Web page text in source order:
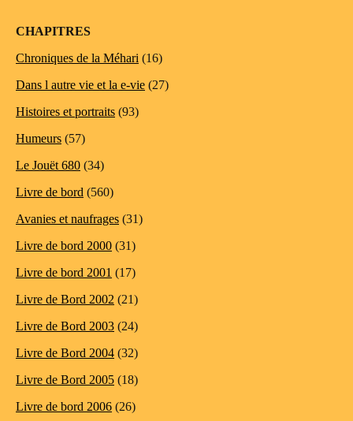
CHAPITRES
Chroniques de la Méhari (16)
Dans l autre vie et la e-vie (27)
Histoires et portraits (93)
Humeurs (57)
Le Jouët 680 (34)
Livre de bord (560)
Avanies et naufrages (31)
Livre de bord 2000 (31)
Livre de bord 2001 (17)
Livre de Bord 2002 (21)
Livre de Bord 2003 (24)
Livre de Bord 2004 (32)
Livre de Bord 2005 (18)
Livre de bord 2006 (26)